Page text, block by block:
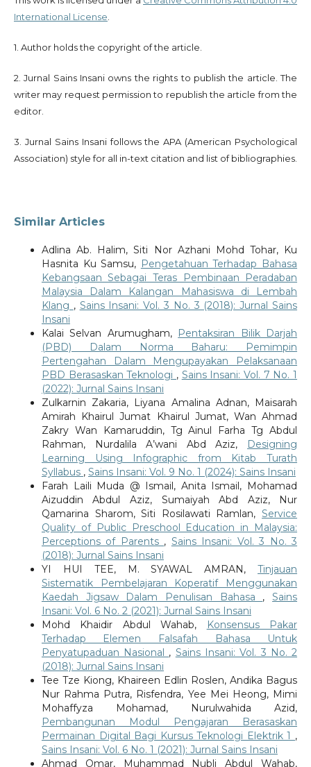
International License
1. Author holds the copyright of the article.
2. Jurnal Sains Insani owns the rights to publish the article. The
writer may request permission to republish the article from the
editor.
3. Jurnal Sains Insani follows the APA (American Psychological
Association) style for all in-text citation and list of bibliographies.
Similar Articles
Adlina Ab. Halim, Siti Nor Azhani Mohd Tohar, Ku
Hasnita Ku Samsu, Pengetahuan Terhadap Bahasa
Kebangsaan Sebagai Teras Pembinaan Peradaban
Malaysia Dalam Kalangan Mahasiswa di Lembah
Klang , Sains Insani: Vol. 3 No. 3 (2018): Jurnal Sains
Insani
Kalai Selvan Arumugham, Pentaksiran Bilik Darjah
(PBD) Dalam Norma Baharu: Pemimpin
Pertengahan Dalam Mengupayakan Pelaksanaan
PBD Berasaskan Teknologi , Sains Insani: Vol. 7 No. 1
(2022): Jurnal Sains Insani
Zulkarnin Zakaria, Liyana Amalina Adnan, Maisarah
Amirah Khairul Jumat Khairul Jumat, Wan Ahmad
Zakry Wan Kamaruddin, Tg Ainul Farha Tg Abdul
Rahman, Nurdalila A’wani Abd Aziz,
Designing
Learning Using Infographic from Kitab Turath
Syllabus , Sains Insani: Vol. 9 No. 1 (2024): Sains Insani
Farah Laili Muda @ Ismail, Anita Ismail, Mohamad
Aizuddin Abdul Aziz, Sumaiyah Abd Aziz, Nur
Qamarina Sharom, Siti Rosilawati Ramlan,Service
Quality of Public Preschool Education in Malaysia:
Perceptions of Parents , Sains Insani: Vol. 3 No. 3
(2018): Jurnal Sains Insani
YI HUI TEE, M. SYAWAL AMRAN,Tinjauan
Sistematik Pembelajaran Koperatif Menggunakan
Kaedah Jigsaw Dalam Penulisan Bahasa ,Sains
Insani: Vol. 6 No. 2 (2021): Jurnal Sains Insani
Mohd Khaidir Abdul Wahab,
Konsensus Pakar
Terhadap Elemen Falsafah Bahasa Untuk
Penyatupaduan Nasional , Sains Insani: Vol. 3 No. 2
(2018): Jurnal Sains Insani
Tee Tze Kiong, Khaireen Edlin Roslen, Andika Bagus
Nur Rahma Putra, Risfendra, Yee Mei Heong, Mimi
Mohaffyza Mohamad, Nurulwahida Azid,
Pembangunan Modul Pengajaran Berasaskan
Permainan Digital Bagi Kursus Teknologi Elektrik 1 ,
Sains Insani: Vol. 6 No. 1 (2021): Jurnal Sains Insani
Ahmad Omar, Muhammad Nubli Abdul Wahab,